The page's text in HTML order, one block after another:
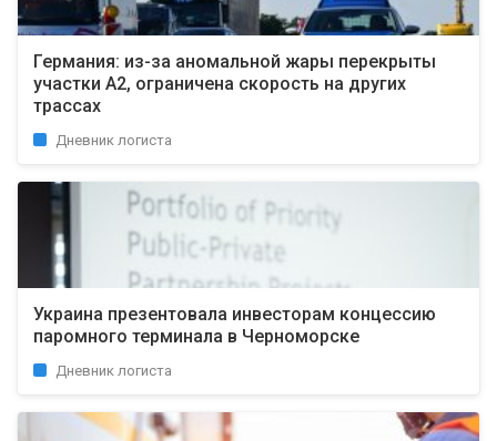
Германия: из-за аномальной жары перекрыты
участки A2, ограничена скорость на других
трассах
Дневник логиста
Украина презентовала инвесторам концессию
паромного терминала в Черноморске
Дневник логиста